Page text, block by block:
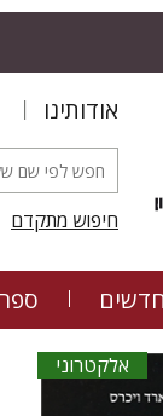
אודותינו
חיפוש מתקדם
חדשים
אלקטרוני